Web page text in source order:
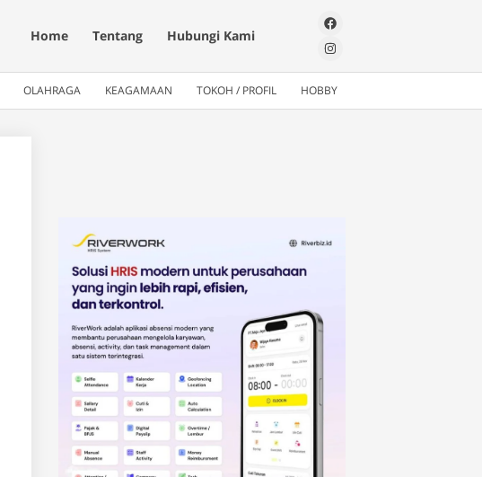
Home Tentang Hubungi Kami
OLAHRAGA KEAGAMAAN TOKOH / PROFIL HOBBY